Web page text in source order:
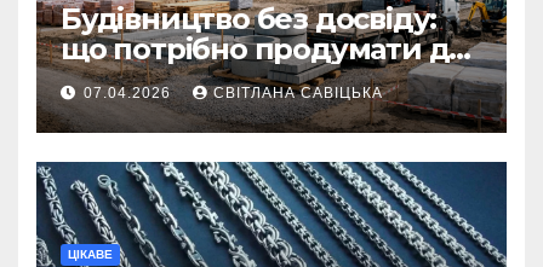
Будівництво без досвіду:
що потрібно продумати до
першої доставки на
ділянку
07.04.2026 СВІТЛАНА САВІЦЬКА
ЦІКАВЕ